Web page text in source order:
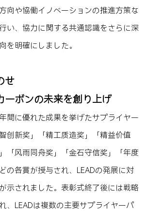
向や協働イノベーションの推進方策な
い、協力に関する共通認識をさらに深
を明確にしました。
せ
ーボンの未来を創り上げ
間に優れた成果を挙げたサプライヤー
创新奖」「精工质造奖」「精益价值
「风雨同舟奖」「金石守信奖」「年度
の各賞が授与され、LEADの発展に対
示されました。表彰式終了後には戦略
、LEADは複数の主要サプライヤーパ